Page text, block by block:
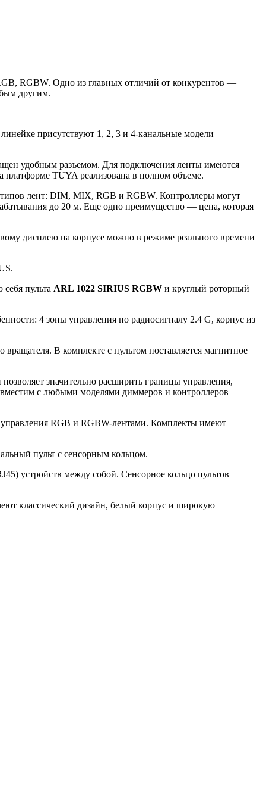
RGBW. Одно из главных отличий от конкурентов —
другим.
присутствуют 1, 2, 3 и 4-канальные модели
удобным разъемом. Для подключения ленты имеются
TUYA реализована в полном объеме.
лент: DIM, MIX, RGB и RGBW. Контроллеры могут
до 20 м. Еще одно преимущество — цена, которая
дисплею на корпусе можно в режиме реального времени
пульта ARL 1022 SIRIUS RGBW и круглый роторный
4 зоны управления по радиосигналу 2.4 G, корпус из
В комплекте с пультом поставляется магнитное
позволяет значительно расширить границы управления,
с любыми моделями диммеров и контроллеров
управления RGB и RGBW-лентами. Комплекты имеют
пульт с сенсорным кольцом.
устройств между собой. Сенсорное кольцо пультов
классический дизайн, белый корпус и широкую